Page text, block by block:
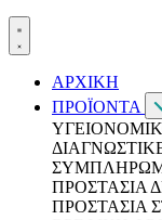
ΑΡΧΙΚΗ
ΠΡΟΪΟΝΤΑ
ΠΡΟΣΤΑΣΙΑ
ΠΡΟΣΤΑΣΙΑ